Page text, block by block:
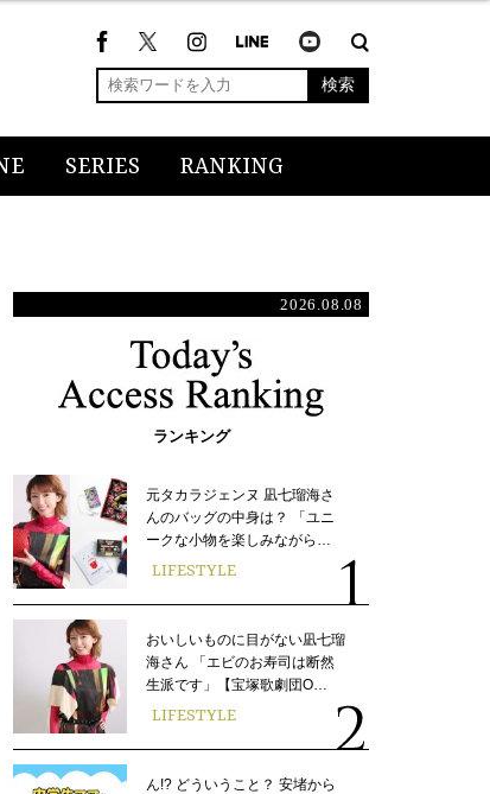
検索
SERIES RANKING
2026.08.08
ランキング
元タカラジェンヌ 凪七瑠海さ
んのバッグの中身は？ 「ユニ
ークな小物を楽しみながら…
LIFESTYLE
おいしいものに目がない凪七瑠
海さん 「エビのお寿司は断然
生派です」【宝塚歌劇団O…
LIFESTYLE
ん!? どういうこと？ 安堵から